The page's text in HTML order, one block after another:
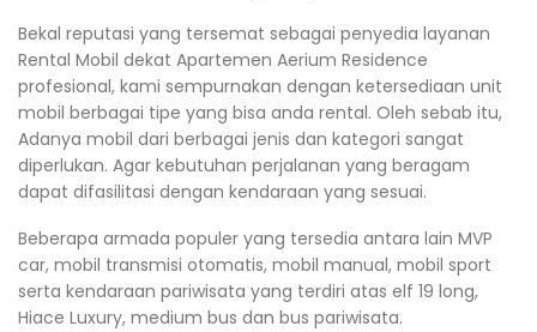
Bekal reputasi yang tersemat sebagai penyedia layanan
Rental Mobil dekat Apartemen Aerium Residence
profesional, kami sempurnakan dengan ketersediaan unit
mobil berbagai tipe yang bisa anda rental. Oleh sebab itu,
Adanya mobil dari berbagai jenis dan kategori sangat
diperlukan. Agar kebutuhan perjalanan yang beragam
dapat difasilitasi dengan kendaraan yang sesuai.
Beberapa armada populer yang tersedia antara lain MVP
car, mobil transmisi otomatis, mobil manual, mobil sport
serta kendaraan pariwisata yang terdiri atas elf 19 long,
Hiace Luxury, medium bus dan bus pariwisata.